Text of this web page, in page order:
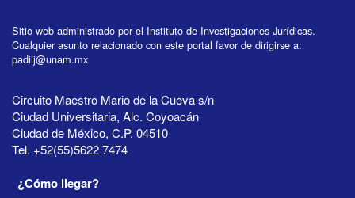
Sitio web administrado por el Instituto de Investigaciones Jurídicas.
Cualquier asunto relacionado con este portal favor de dirigirse a:
padiij@unam.mx
Circuito Maestro Mario de la Cueva s/n
Ciudad Universitaria, Alc. Coyoacán
Ciudad de México, C.P. 04510
Tel. +52(55)5622 7474
¿Cómo llegar?